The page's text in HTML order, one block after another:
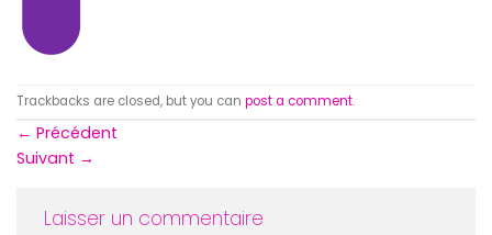
Trackbacks are closed, but you can post a comment.
← Précédent
Suivant →
Laisser un commentaire